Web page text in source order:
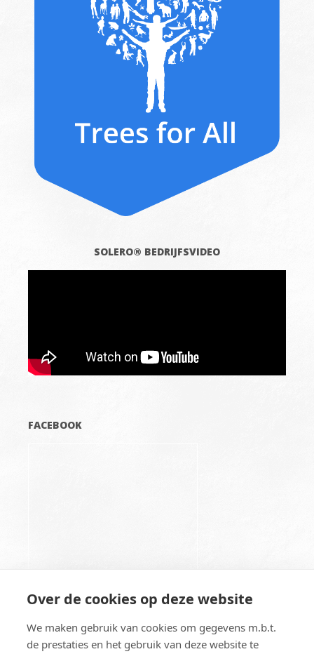
SOLERO® BEDRIJFSVIDEO
FACEBOOK
Copyright © - All Rights Reserved
Over de cookies op deze website
We maken gebruik van cookies om gegevens m.b.t.
de prestaties en het gebruik van deze website te